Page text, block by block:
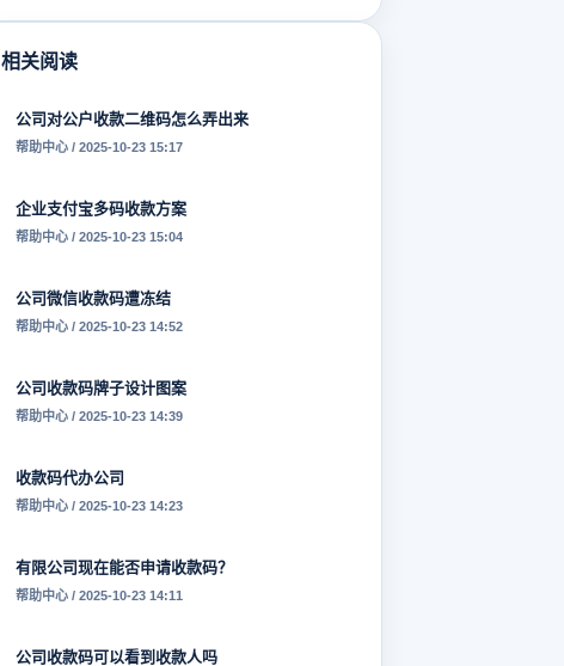
相关阅读
公司对公户收款二维码怎么弄出来
帮助中心 / 2025-10-23 15:17
企业支付宝多码收款方案
帮助中心 / 2025-10-23 15:04
公司微信收款码遭冻结
帮助中心 / 2025-10-23 14:52
公司收款码牌子设计图案
帮助中心 / 2025-10-23 14:39
收款码代办公司
帮助中心 / 2025-10-23 14:23
有限公司现在能否申请收款码？
帮助中心 / 2025-10-23 14:11
公司收款码可以看到收款人吗